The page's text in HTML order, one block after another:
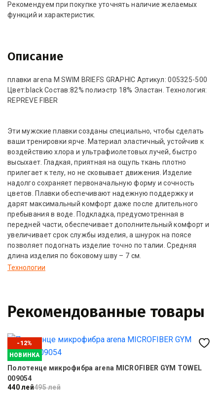
Рекомендуем при покупке уточнять наличие желаемых
функций и характеристик.
Описание
плавки arena M SWIM BRIEFS GRAPHIC Артикул: 005325-500
Цвет:black Состав:82% полиэстр 18% Эластан. Технология:
REPREVE FIBER
Эти мужские плавки созданы специально, чтобы сделать
ваши тренировки ярче. Материал эластичный, устойчив к
воздействию хлора и ультрафиолетовых лучей, быстро
высыхает. Гладкая, приятная на ощупь ткань плотно
прилегает к телу, но не сковывает движения. Изделие
надолго сохраняет первоначальную форму и сочность
цветов. Плавки обеспечивают надежную поддержку и
дарят максимальный комфорт даже после длительного
пребывания в воде. Подкладка, предусмотренная в
передней части, обеспечивает дополнительный комфорт и
увеличивает срок службы изделия, а шнурок на поясе
позволяет подогнать изделие точно по талии. Средняя
длина изделия по боковому шву – 7 см.
Технологии
Рекомендованные товары
-12%
НОВИНКА
Полотенце микрофибра arena MICROFIBER GYM TOWEL
009054
440 лей495 лей